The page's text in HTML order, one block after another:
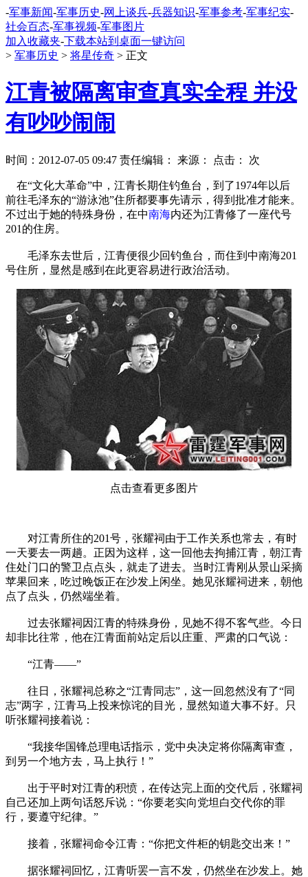
-军事新闻-军事历史-网上谈兵-兵器知识-军事参考-军事纪实-
社会百态-军事视频-军事图片
加入收藏夹-下载本站到桌面一键访问
> 军事历史 > 将星传奇 > 正文
江青被隔离审查真实全程 并没
有吵吵闹闹
时间：2012-07-05 09:47 责任编辑： 来源： 点击： 次
在“文化大革命”中，江青长期住钓鱼台，到了1974年以后
前往毛泽东的“游泳池”住所都要事先请示，得到批准才能来。
不过出于她的特殊身份，在中南海内还为江青修了一座代号
201的住房。
毛泽东去世后，江青便很少回钓鱼台，而住到中南海201
号住所，显然是感到在此更容易进行政治活动。
点击查看更多图片
对江青所住的201号，张耀祠由于工作关系也常去，有时
一天要去一两趟。正因为这样，这一回他去拘捕江青，朝江青
住处门口的警卫点点头，就走了进去。当时江青刚从景山采摘
苹果回来，吃过晚饭正在沙发上闲坐。她见张耀祠进来，朝他
点了点头，仍然端坐着。
过去张耀祠因江青的特殊身份，见她不得不客气些。今日
却非比往常，他在江青面前站定后以庄重、严肃的口气说：
“江青——”
往日，张耀祠总称之“江青同志”，这一回忽然没有了“同
志”两字，江青马上投来惊诧的目光，显然知道大事不好。只
听张耀祠接着说：
“我接华国锋总理电话指示，党中央决定将你隔离审查，
到另一个地方去，马上执行！”
出于平时对江青的积愤，在传达完上面的交代后，张耀祠
自己还加上两句话怒斥说：“你要老实向党坦白交代你的罪
行，要遵守纪律。”
接着，张耀祠命令江青：“你把文件柜的钥匙交出来！”
据张耀祠回忆，江青听罢一言不发，仍然坐在沙发上。她